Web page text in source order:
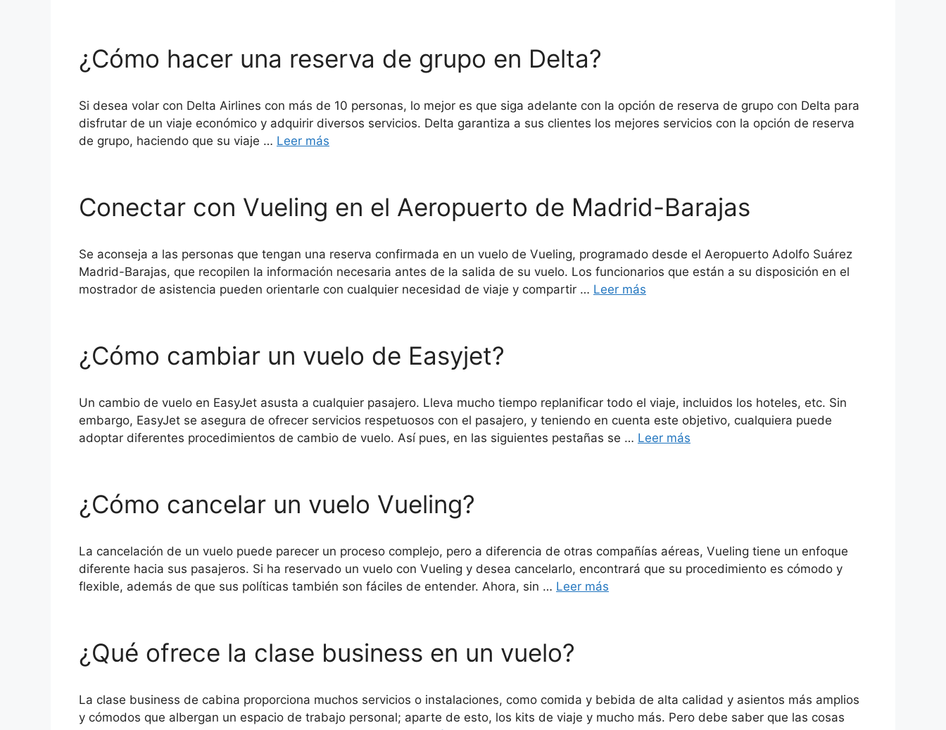
¿Cómo hacer una reserva de grupo en Delta?
Si desea volar con Delta Airlines con más de 10 personas, lo mejor es que siga adelante con la opción de reserva de grupo con Delta para
disfrutar de un viaje económico y adquirir diversos servicios. Delta garantiza a sus clientes los mejores servicios con la opción de reserva
de grupo, haciendo que su viaje … Leer más
Conectar con Vueling en el Aeropuerto de Madrid-Barajas
Se aconseja a las personas que tengan una reserva confirmada en un vuelo de Vueling, programado desde el Aeropuerto Adolfo Suárez
Madrid-Barajas, que recopilen la información necesaria antes de la salida de su vuelo. Los funcionarios que están a su disposición en el
mostrador de asistencia pueden orientarle con cualquier necesidad de viaje y compartir … Leer más
¿Cómo cambiar un vuelo de Easyjet?
Un cambio de vuelo en EasyJet asusta a cualquier pasajero. Lleva mucho tiempo replanificar todo el viaje, incluidos los hoteles, etc. Sin
embargo, EasyJet se asegura de ofrecer servicios respetuosos con el pasajero, y teniendo en cuenta este objetivo, cualquiera puede
adoptar diferentes procedimientos de cambio de vuelo. Así pues, en las siguientes pestañas se … Leer más
¿Cómo cancelar un vuelo Vueling?
La cancelación de un vuelo puede parecer un proceso complejo, pero a diferencia de otras compañías aéreas, Vueling tiene un enfoque
diferente hacia sus pasajeros. Si ha reservado un vuelo con Vueling y desea cancelarlo, encontrará que su procedimiento es cómodo y
flexible, además de que sus políticas también son fáciles de entender. Ahora, sin … Leer más
¿Qué ofrece la clase business en un vuelo?
La clase business de cabina proporciona muchos servicios o instalaciones, como comida y bebida de alta calidad y asientos más amplios
y cómodos que albergan un espacio de trabajo personal; aparte de esto, los kits de viaje y mucho más. Pero debe saber que las cosas